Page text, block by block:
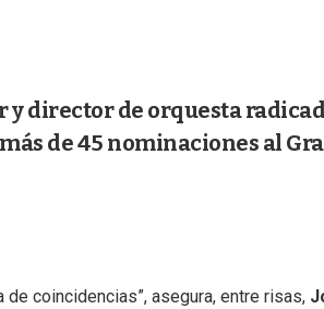
y director de orquesta
de 45 nominaciones al
coincidencias”, asegura, entre risas,